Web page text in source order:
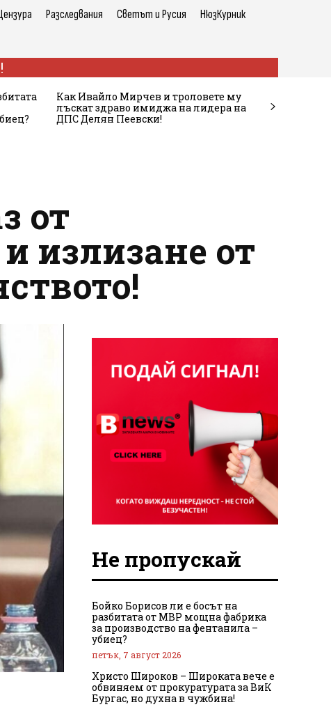
Разследвания Светът и Русия НюзКурник
Как Ивайло Мирчев и троловете му
лъскат здраво имиджа на лидера на
ДПС Делян Пеевски!
от
излизане от
Не пропускай
Бойко Борисов ли е босът на
разбитата от МВР мощна фабрика
за производство на фентанила –
убиец?
петък, 7 август 2026
Христо Широков – Широката вече е
обвиняем от прокуратурата за ВиК
Бургас, но духна в чужбина!